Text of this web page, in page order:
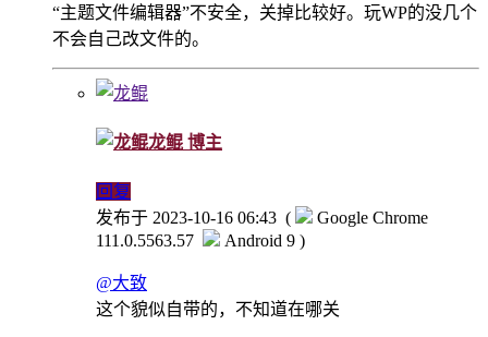
“主题文件编辑器”不安全，关掉比较好。玩WP的没几个
不会自己改文件的。
龙鲲 博主
回复
发布于 2023-10-16 06:43 (
Google Chrome
111.0.5563.57
Android 9 )
@大致
这个貌似自带的，不知道在哪关